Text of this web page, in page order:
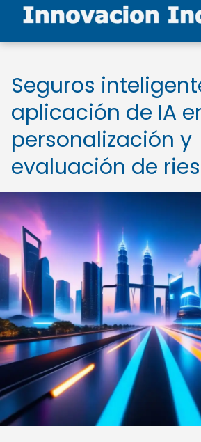
Seguros
aplicación de IA
personalización y
evaluación de